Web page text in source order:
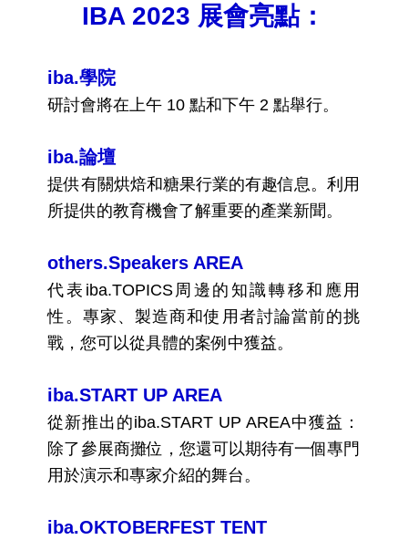
IBA 2023 展會亮點：
iba.學院
研討會將在上午 10 點和下午 2 點舉行。
iba.論壇
提供有關烘焙和糖果行業的有趣信息。利用
所提供的教育機會了解重要的產業新聞。
others.Speakers AREA
代表iba.TOPICS周邊的知識轉移和應用
性。專家、製造商和使用者討論當前的挑
戰，您可以從具體的案例中獲益。
iba.START UP AREA
從新推出的iba.START UP AREA中獲益：
除了參展商攤位，您還可以期待有一個專門
用於演示和專家介紹的舞台。
iba.OKTOBERFEST TENT